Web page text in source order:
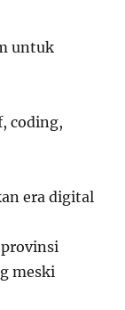
untuk
coding,
era digital
meski